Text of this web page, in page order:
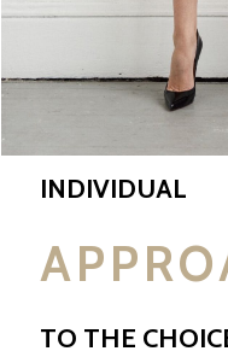
INDIVIDUAL
TO THE